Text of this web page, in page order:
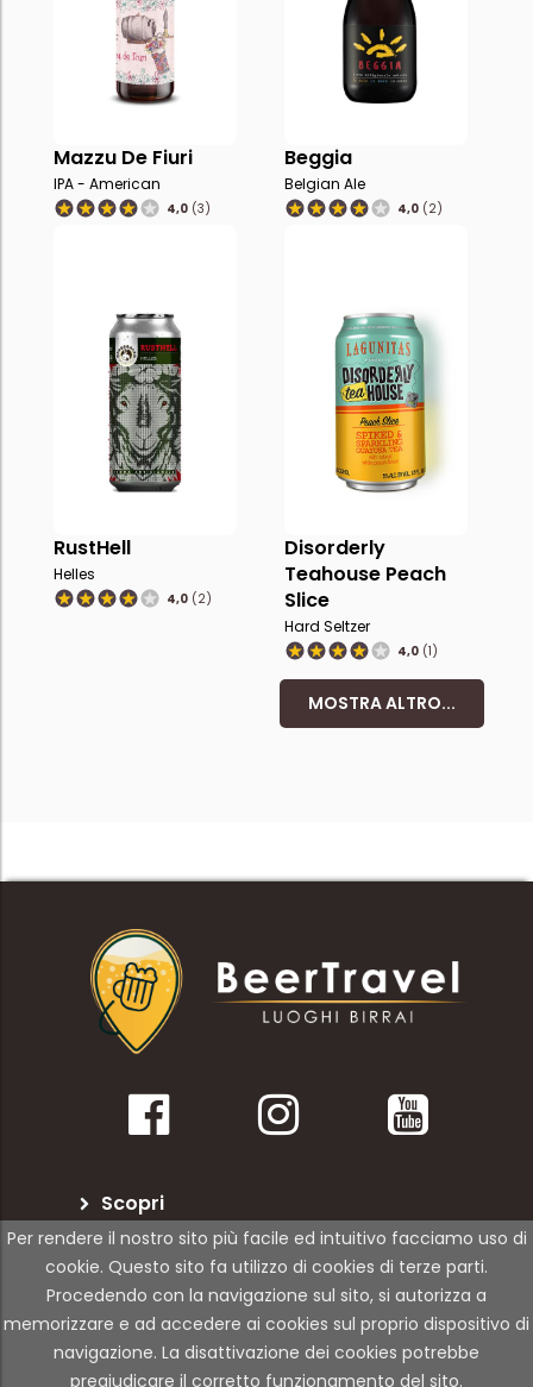
Per rendere il nostro sito più facile ed intuitivo facciamo uso di
cookie. Questo sito fa utilizzo di cookies di terze parti.
Procedendo con la navigazione sul sito, si autorizza a
memorizzare e ad accedere ai cookies sul proprio dispositivo di
navigazione. La disattivazione dei cookies potrebbe
pregiudicare il corretto funzionamento del sito.
Mazzu De Fiuri
IPA - American
4,0 (3)
Beggia
Belgian Ale
4,0 (2)
RustHell
Helles
4,0 (2)
Disorderly
Teahouse Peach
Slice
Hard Seltzer
4,0 (1)
MOSTRA ALTRO...
Scopri
BeerTravel
Per le attività